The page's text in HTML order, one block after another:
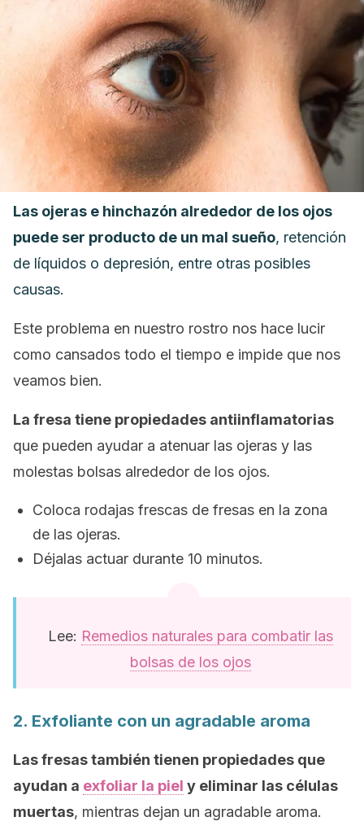
Las ojeras e hinchazón alrededor de los ojos
puede ser producto de un mal sueño, retención
de líquidos o depresión, entre otras posibles
causas.
Este problema en nuestro rostro nos hace lucir
como cansados todo el tiempo e impide que nos
veamos bien.
La fresa tiene propiedades antiinflamatorias
que pueden ayudar a atenuar las ojeras y las
molestas bolsas alrededor de los ojos.
Coloca rodajas frescas de fresas en la zona
de las ojeras.
Déjalas actuar durante 10 minutos.
Lee: Remedios naturales para combatir las
bolsas de los ojos
2. Exfoliante con un agradable aroma
Las fresas también tienen propiedades que
ayudan a exfoliar la piel y eliminar las células
muertas, mientras dejan un agradable aroma.